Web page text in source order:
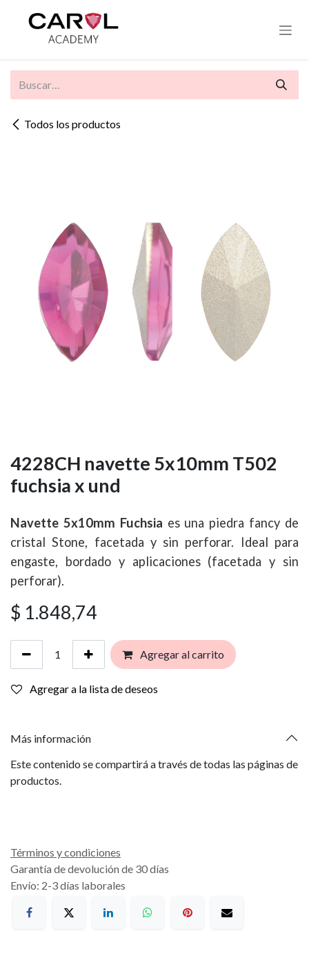
Todos los productos
4228CH navette 5x10mm T502
fuchsia x und
Navette 5x10mm Fuchsia es una piedra fancy de
cristal Stone, facetada y sin perforar. Ideal para
engaste, bordado y aplicaciones (facetada y sin
perforar).
$ 1.848,74
Agregar al carrito
Agregar a la lista de deseos
Más información
Este contenido se compartirá a través de todas las páginas de
productos.
Términos y condiciones
Garantía de devolución de 30 días
Envío: 2-3 días laborales